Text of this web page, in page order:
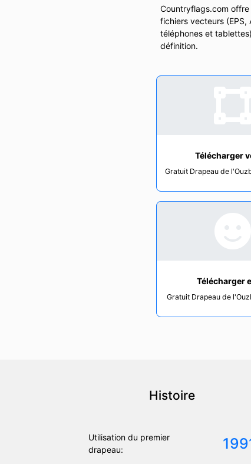
Countryflags.com
fichiers vecteurs (EPS,
téléphones et
définition.
Télécharger
Gratuit Drapeau de
Télécharger
Gratuit Drapeau de
Histoire
Utilisation du premier
drapeau: